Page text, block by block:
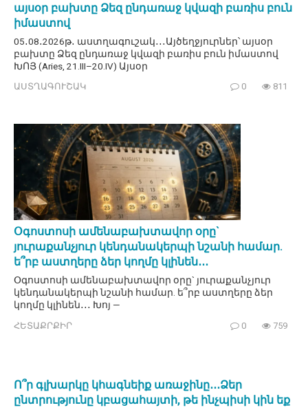
այսօր բախտը Ձեզ ընդառաջ կվազի բառիս բուն
իմաստով
05․08․2026թ․ աստղագուշակ․․․Այծեղջյուրներ՝ այսօր
բախտը Ձեզ ընդառաջ կվազի բառիս բուն իմաստով
ԽՈՅ (Aries, 21.III–20.IV) Այսօր
ԱՍՏՂԱԳՈՒՇԱԿ 0 811
Օգոստոսի ամենաբախտավոր օրը`
յուրաքանչյուր կենդանակերպի նշանի համար.
ե՞րբ աստղերը ձեր կողմը կլինեն․․․
Օգոստոսի ամենաբախտավոր օրը` յուրաքանչյուր
կենդանակերպի նշանի համար. ե՞րբ աստղերը ձեր
կողմը կլինեն․․․ Խոյ —
ՀԵՏԱՔՐՔԻՐ 0 759
Ո՞ր գլխարկը կհագնեիք առաջինը․․․Ձեր
ընտրությունը կբացահայտի, թե ինչպիսի կին եք